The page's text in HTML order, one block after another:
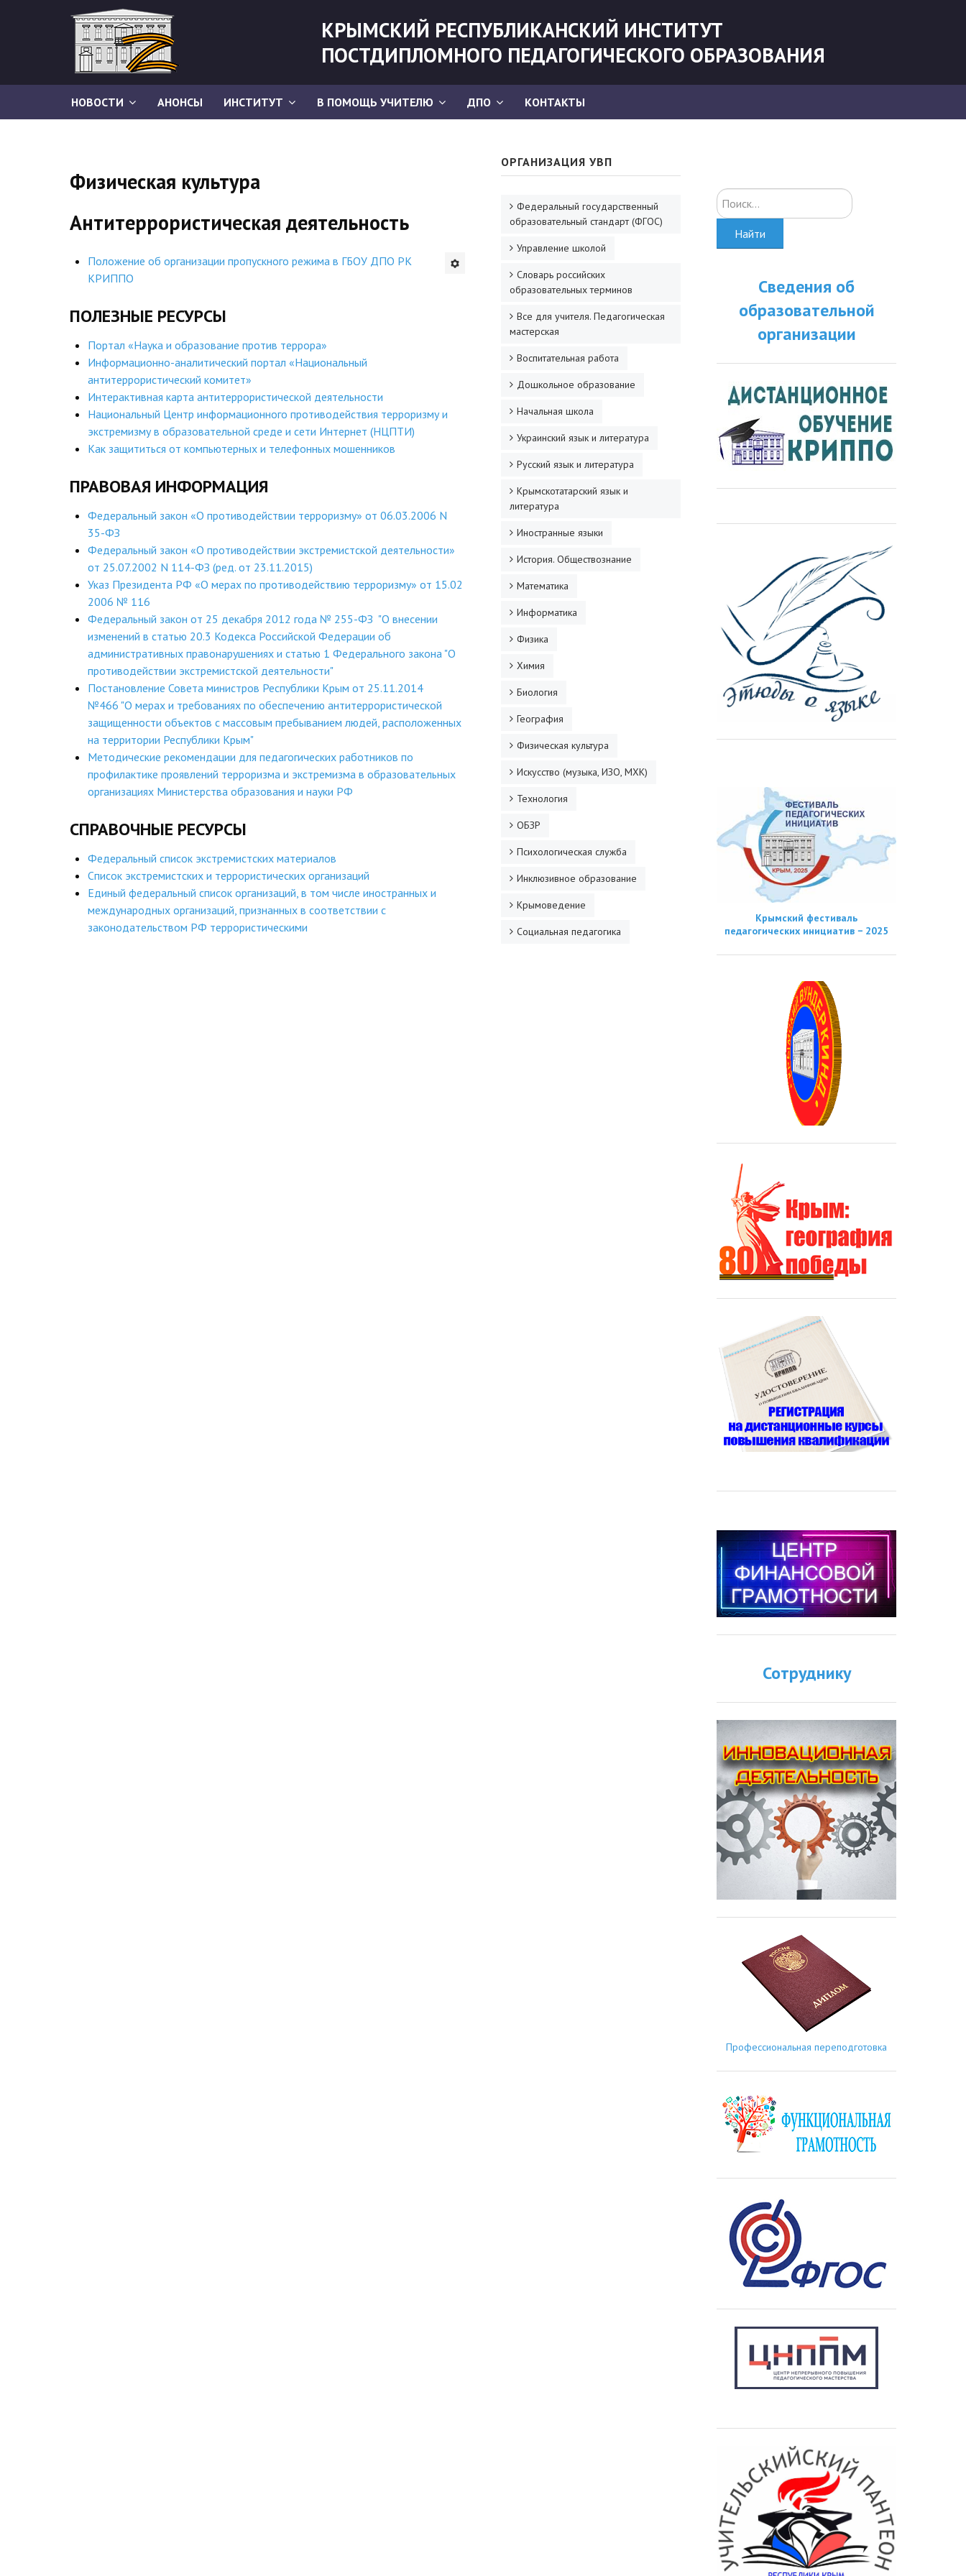
КРЫМСКИЙ РЕСПУБЛИКАНСКИЙ ИНСТИТУТ
ПОСТДИПЛОМНОГО ПЕДАГОГИЧЕСКОГО ОБРАЗОВАНИЯ
НОВОСТИ АНОНСЫ ИНСТИТУТ В ПОМОЩЬ УЧИТЕЛЮ ДПО КОНТАКТЫ
Физическая культура
Антитеррористическая деятельность
Положение об организации пропускного режима в ГБОУ ДПО РК
КРИППО
ПОЛЕЗНЫЕ РЕСУРСЫ
Портал «Наука и образование против террора»
Информационно-аналитический портал «Национальный
антитеррористический комитет»
Интерактивная карта антитеррористической деятельности
Национальный Центр информационного противодействия терроризму и
экстремизму в образовательной среде и сети Интернет (НЦПТИ)
Как защититься от компьютерных и телефонных мошенников
ПРАВОВАЯ ИНФОРМАЦИЯ
Федеральный закон «О противодействии терроризму» от 06.03.2006 N
35-ФЗ
Федеральный закон «О противодействии экстремистской деятельности»
от 25.07.2002 N 114-ФЗ (ред. от 23.11.2015)
Указ Президента РФ «О мерах по противодействию терроризму» от 15.02
2006 № 116
Федеральный закон от 25 декабря 2012 года № 255-ФЗ "О внесении
изменений в статью 20.3 Кодекса Российской Федерации об
административных правонарушениях и статью 1 Федерального закона "О
противодействии экстремистской деятельности"
Постановление Совета министров Республики Крым от 25.11.2014
№466 "О мерах и требованиях по обеспечению антитеррористической
защищенности объектов с массовым пребыванием людей, расположенных
на территории Республики Крым"
Методические рекомендации для педагогических работников по
профилактике проявлений терроризма и экстремизма в образовательных
организациях Министерства образования и науки РФ
СПРАВОЧНЫЕ РЕСУРСЫ
Федеральный список экстремистских материалов
Список экстремистских и террористических организаций
Единый федеральный список организаций, в том числе иностранных и
международных организаций, признанных в соответствии с
законодательством РФ террористическими
ОРГАНИЗАЦИЯ УВП
Федеральный государственный
образовательный стандарт (ФГОС)
Управление школой
Словарь российских
образовательных терминов
Все для учителя. Педагогическая
мастерская
Воспитательная работа
Дошкольное образование
Начальная школа
Украинский язык и литература
Русский язык и литература
Крымскотатарский язык и
литература
Иностранные языки
История. Обществознание
Математика
Информатика
Физика
Химия
Биология
География
Физическая культура
Искусство (музыка, ИЗО, МХК)
Технология
ОБЗР
Психологическая служба
Инклюзивное образование
Крымоведение
Социальная педагогика
Искать...
Найти
Сведения об
образовательной
организации
Крымский фестиваль
педагогических инициатив − 2025
Сотруднику
Профессиональная переподготовка